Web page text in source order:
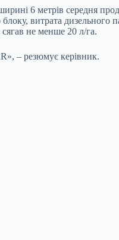
6 метрів середня
витрата
сягав не менше 20 л/га.
– резюмує керівник.